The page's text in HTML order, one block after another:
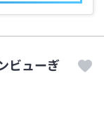
ビューぎ